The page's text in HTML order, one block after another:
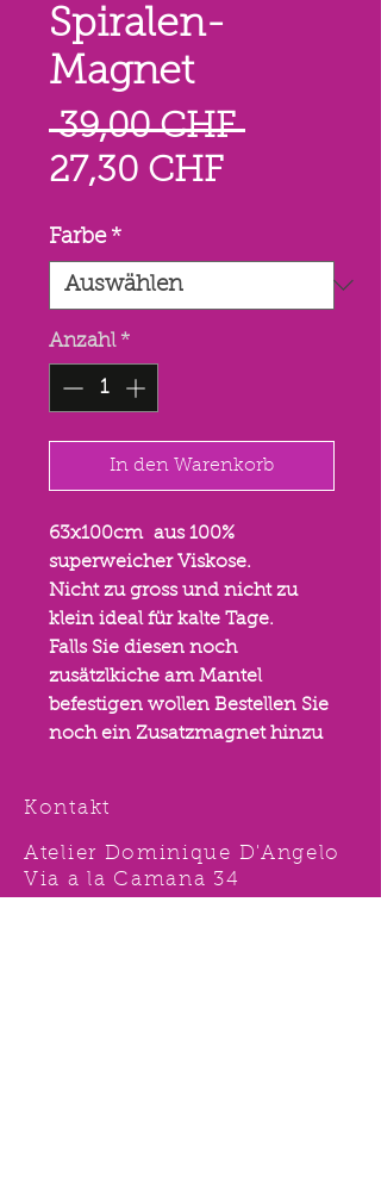
Spiralen-
Magnet
39,00 CHF
27,30 CHFSale-
Farbe *
Anzahl *
In den Warenkorb
63x100cm aus 100%
superweicher Viskose.
Nicht zu gross und nicht zu
klein ideal für kalte Tage.
Falls Sie diesen noch
zusätzlkiche am Mantel
befestigen wollen Bestellen Sie
noch ein Zusatzmagnet hinzu
Kontakt
Atelier Dominique D'Angelo
Via a la Camana 34